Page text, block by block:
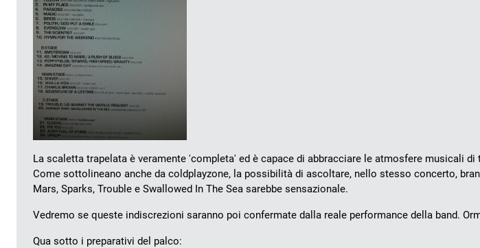
La scaletta trapelata è veramente 'completa' ed è capace di abbracciare le atmosfere musicali
Come sottolineano anche da coldplayzone, la possibilità di ascoltare, nello stesso concerto,
Mars, Sparks, Trouble e Swallowed In The Sea sarebbe sensazionale.
Vedremo se queste indiscrezioni saranno poi confermate dalla reale performance della band.
Qua sotto i preparativi del palco: